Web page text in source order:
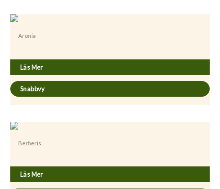
Aronia
Läs Mer
Snabbvy
Berberis
Läs Mer